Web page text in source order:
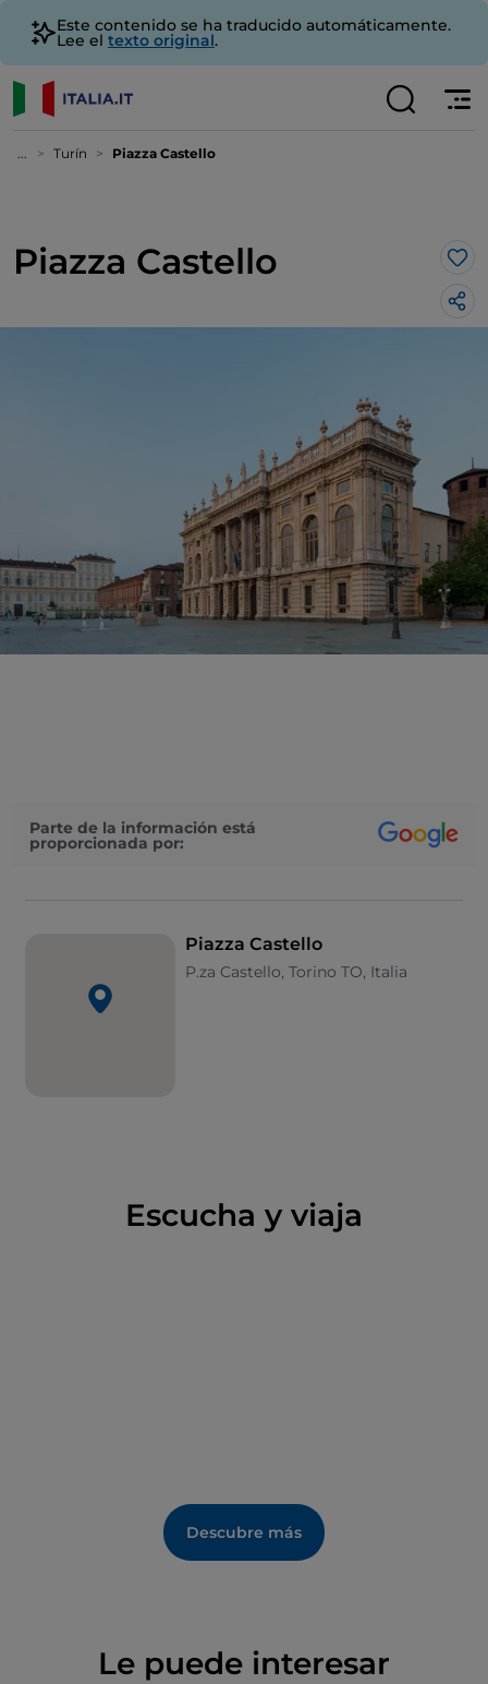
Este contenido se ha traducido automáticamente.
Lee el texto original.
... Turín Piazza Castello
Piazza Castello Me
Parte de la información está
proporcionada por:
Piazza Castello
P.za Castello, Torino TO, Italia
Escucha y viaja
Descubre más
Le puede interesar